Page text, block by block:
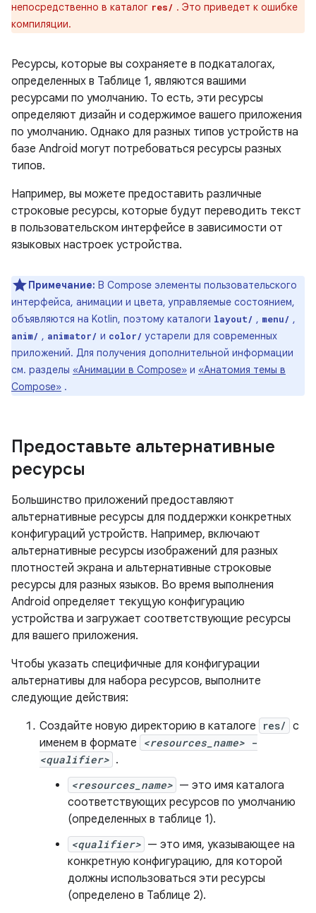
непосредственно в каталог res/ . Это приведет к ошибке
компиляции.
Ресурсы, которые вы сохраняете в подкаталогах,
определенных в Таблице 1, являются вашими
ресурсами по умолчанию. То есть, эти ресурсы
определяют дизайн и содержимое вашего приложения
по умолчанию. Однако для разных типов устройств на
базе Android могут потребоваться ресурсы разных
типов.
Например, вы можете предоставить различные
строковые ресурсы, которые будут переводить текст
в пользовательском интерфейсе в зависимости от
языковых настроек устройства.
Примечание: В Compose элементы пользовательского
интерфейса, анимации и цвета, управляемые состоянием,
объявляются на Kotlin, поэтому каталоги layout/ , menu/ ,
anim/ , animator/ и color/ устарели для современных
приложений. Для получения дополнительной информации
см. разделы «Анимации в Compose» и «Анатомия темы в
Compose» .
Предоставьте альтернативные
ресурсы
Большинство приложений предоставляют
альтернативные ресурсы для поддержки конкретных
конфигураций устройств. Например, включают
альтернативные ресурсы изображений для разных
плотностей экрана и альтернативные строковые
ресурсы для разных языков. Во время выполнения
Android определяет текущую конфигурацию
устройства и загружает соответствующие ресурсы
для вашего приложения.
Чтобы указать специфичные для конфигурации
альтернативы для набора ресурсов, выполните
следующие действия:
Создайте новую директорию в каталоге
res/ с
именем в формате
<resources_name> -
<qualifier> .
<resources_name> — это имя каталога
соответствующих ресурсов по умолчанию
(определенных в таблице 1).
<qualifier> — это имя, указывающее на
конкретную конфигурацию, для которой
должны использоваться эти ресурсы
(определено в Таблице 2).